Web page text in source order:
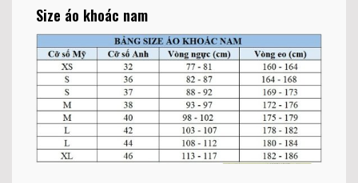
Size áo khoác nam